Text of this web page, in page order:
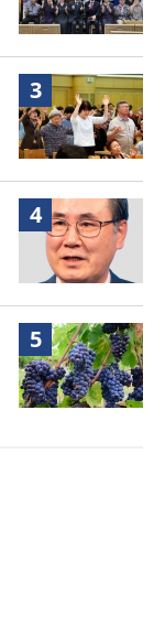
3
4
5